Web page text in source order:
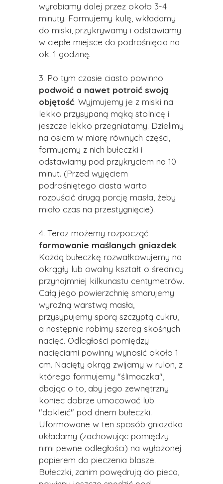
wyrabiamy dalej przez około 3-4
minuty. Formujemy kulę, wkładamy
do miski, przykrywamy i odstawiamy
w ciepłe miejsce do podrośnięcia na
ok. 1 godzinę.
3. Po tym czasie ciasto powinno
podwoić a nawet potroić swoją
objętość. Wyjmujemy je z miski na
lekko przysypaną mąką stolnicę i
jeszcze lekko przegniatamy. Dzielimy
na osiem w miarę równych części,
formujemy z nich bułeczki i
odstawiamy pod przykryciem na 10
minut. (Przed wyjęciem
podrośniętego ciasta warto
rozpuścić drugą porcję masła, żeby
miało czas na przestygnięcie).
4. Teraz możemy rozpocząć
formowanie maślanych gniazdek.
Każdą bułeczkę rozwałkowujemy na
okrągły lub owalny kształt o średnicy
przynajmniej kilkunastu centymetrów.
Całą jego powierzchnię smarujemy
wyraźną warstwą masła,
przysypujemy sporą szczyptą cukru,
a następnie robimy szereg skośnych
nacięć. Odległości pomiędzy
nacięciami powinny wynosić około 1
cm. Nacięty okrąg zwijamy w rulon, z
którego formujemy "ślimaczka",
dbając o to, aby jego zewnętrzny
koniec dobrze umocować lub
"dokleić" pod dnem bułeczki.
Uformowane w ten sposób gniazdka
układamy (zachowując pomiędzy
nimi pewne odległości) na wyłożonej
papierem do pieczenia blasze.
Bułeczki, zanim powędrują do pieca,